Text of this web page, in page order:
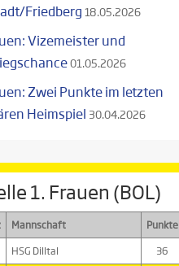
Friedberg 18.05.2026
Vizemeister und
01.05.2026
Zwei Punkte im letzten
Heimspiel 30.04.2026
1. Frauen (BOL)
Mannschaft
Punkte
HSG Dilltal
36